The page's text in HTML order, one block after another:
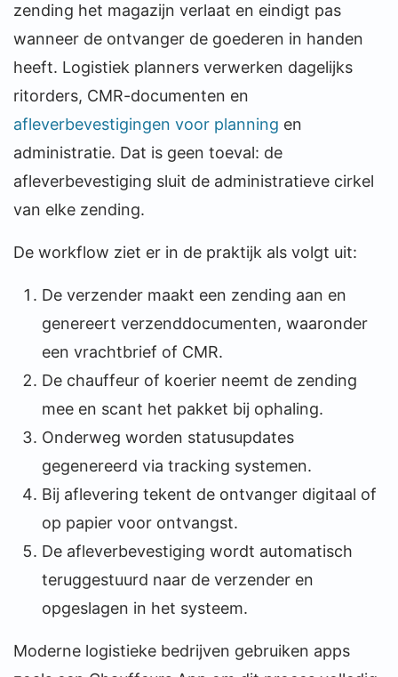
zending het magazijn verlaat en eindigt pas
wanneer de ontvanger de goederen in handen
heeft. Logistiek planners verwerken dagelijks
ritorders, CMR-documenten en
afleverbevestigingen voor planning en
administratie. Dat is geen toeval: de
afleverbevestiging sluit de administratieve cirkel
van elke zending.
De workflow ziet er in de praktijk als volgt uit:
De verzender maakt een zending aan en
genereert verzenddocumenten, waaronder
een vrachtbrief of CMR.
De chauffeur of koerier neemt de zending
mee en scant het pakket bij ophaling.
Onderweg worden statusupdates
gegenereerd via tracking systemen.
Bij aflevering tekent de ontvanger digitaal of
op papier voor ontvangst.
De afleverbevestiging wordt automatisch
teruggestuurd naar de verzender en
opgeslagen in het systeem.
Moderne logistieke bedrijven gebruiken apps